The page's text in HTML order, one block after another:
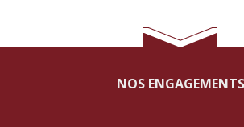
NOS ENGAGEMENTS